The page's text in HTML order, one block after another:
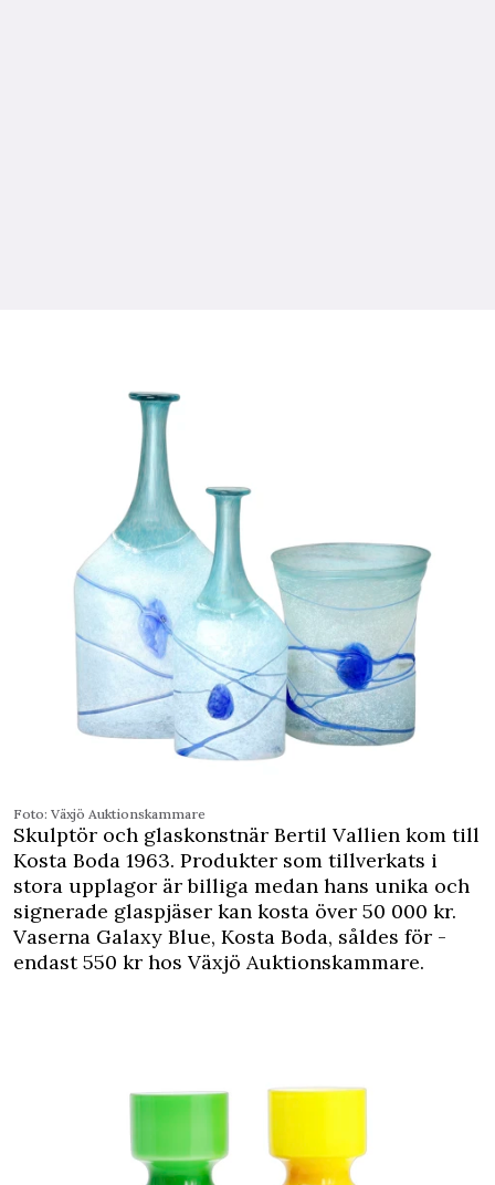
Foto: Växjö ­Auktionskammare
Skulptör och glaskonstnär Bertil ­Vallien kom till
Kosta Boda 1963. ­Produkter som tillverkats i
stora upplagor är billiga medan hans unika och
signerade glaspjäser kan kosta över 50 000 kr.
Vaserna Galaxy Blue, Kosta Boda, ­såldes för ­
endast 550 kr hos Växjö ­Auktionskammare.